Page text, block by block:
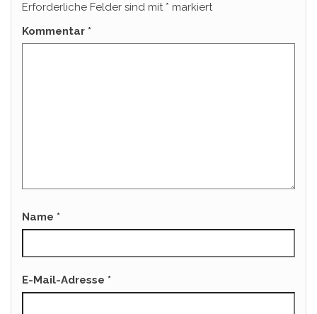
Erforderliche Felder sind mit * markiert
Kommentar *
Name *
E-Mail-Adresse *